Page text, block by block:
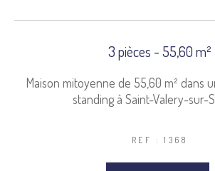
3 pièces - 55,60 m²
Maison mitoyenne de 55,60 m² dans
standing à Saint-Valery-sur-
REF : 1368